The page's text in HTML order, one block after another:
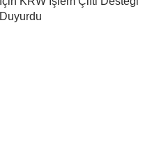
Duyurdu